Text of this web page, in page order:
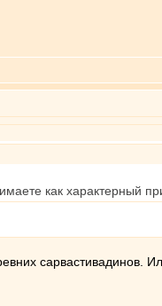
как характерный
сарвастивадинов.